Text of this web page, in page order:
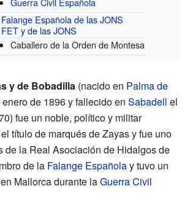
Falange Española de las JONS
FET y de las JONS
Caballero de la Orden de Montesa
y de Bobadilla (nacido en Palma de
de 1896 y fallecido en Sabadell el
fue un noble, político y militar
título de marqués de Zayas y fue uno
de la Real Asociación de Hidalgos de
de la Falange Españolay tuvo un
Mallorca durante laGuerra Civil